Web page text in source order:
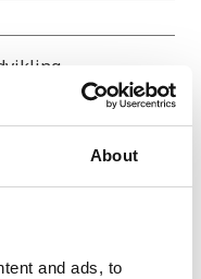
About
and ads, to